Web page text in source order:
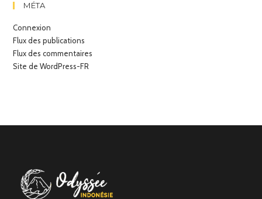
MÉTA
Connexion
Flux des publications
Flux des commentaires
Site de WordPress-FR